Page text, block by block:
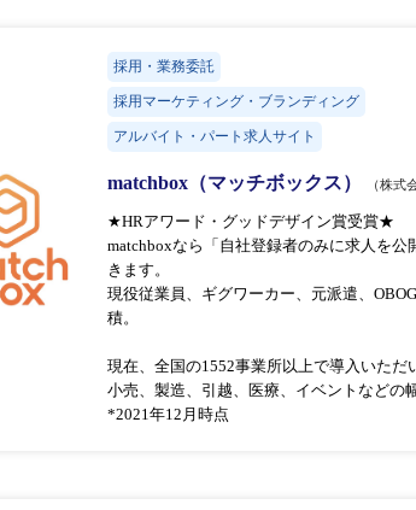
採用・業務委託
採用マーケティング・ブランディング
アルバイト・パート求人サイト
matchbox（マッチボックス） （株式
★HRアワード・グッドデザイン賞受賞★
matchboxなら「自社登録者のみに求人を
きます。
現役従業員、ギグワーカー、元派遣、
積。
現在、全国の1552事業所以上で導入いた
小売、製造、引越、医療、イベントなどの
*2021年12月時点